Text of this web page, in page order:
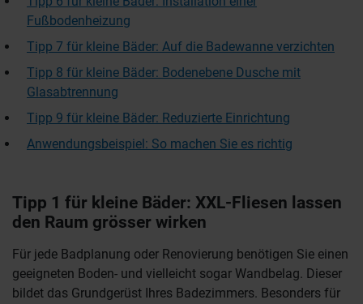
Fußbodenheizung
Tipp 7 für kleine Bäder: Auf die Badewanne verzichten
Tipp 8 für kleine Bäder: Bodenebene Dusche mit
Glasabtrennung
Tipp 9 für kleine Bäder: Reduzierte Einrichtung
Anwendungsbeispiel: So machen Sie es richtig
Tipp 1 für kleine Bäder: XXL-Fliesen lassen
den Raum grösser wirken
Für jede Badplanung oder Renovierung benötigen Sie einen
geeigneten Boden- und vielleicht sogar Wandbelag. Dieser
bildet das Grundgerüst Ihres Badezimmers. Besonders für